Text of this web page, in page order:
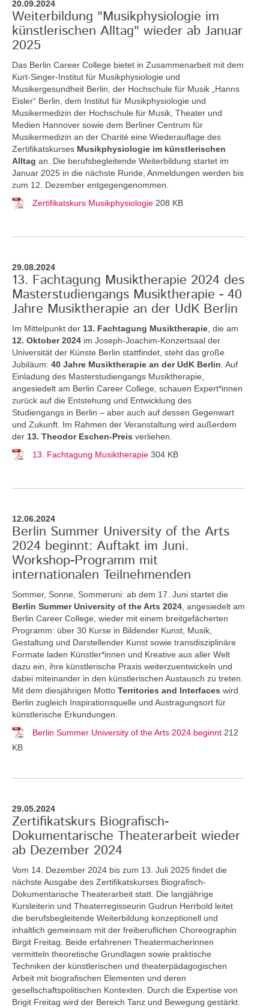
20.09.2024
Weiterbildung "Musikphysiologie im
künstlerischen Alltag" wieder ab Januar
2025
Das Berlin Career College bietet in Zusammenarbeit mit dem
Kurt-Singer-Institut für Musikphysiologie und
Musikergesundheit Berlin, der Hochschule für Musik „Hanns
Eisler“ Berlin, dem Institut für Musikphysiologie und
Musikermedizin der Hochschule für Musik, Theater und
Medien Hannover sowie dem Berliner Centrum für
Musikermedizin an der Charité eine Wiederauflage des
Zertifikatskurses Musikphysiologie im künstlerischen
Alltag an.
Die berufsbegleitende Weiterbildung startet im
Januar 2025 in die nächste Runde, Anmeldungen werden bis
zum 12. Dezember entgegengenommen.
Zertifikatskurs Musikphysiologie 208 KB
29.08.2024
13. Fachtagung Musiktherapie 2024 des
Masterstudiengangs Musiktherapie - 40
Jahre Musiktherapie an der UdK Berlin
Im Mittelpunkt der 13. Fachtagung Musiktherapie , die am
12. Oktober 2024 im Joseph-Joachim-Konzertsaal der
Universität der Künste Berlin stattfindet, steht das große
Jubiläum: 40 Jahre Musiktherapie an der UdK Berlin . Auf
Einladung des Masterstudiengangs Musiktherapie,
angesiedelt am Berlin Career College, schauen Expert*innen
zurück auf die Entstehung und Entwicklung des
Studiengangs in Berlin – aber auch auf dessen Gegenwart
und Zukunft. Im Rahmen der Veranstaltung wird außerdem
der 13. Theodor Eschen-Preis verliehen.
13. Fachtagung Musiktherapie 304 KB
12.06.2024
Berlin Summer University of the Arts
2024 beginnt: Auftakt im Juni.
Workshop-Programm mit
internationalen Teilnehmenden
Sommer, Sonne, Sommeruni: ab dem 17. Juni startet die
Berlin Summer University of the Arts 2024 , angesiedelt am
Berlin Career College, wieder mit einem breitgefächerten
Programm: über 30 Kurse in Bildender Kunst, Musik,
Gestaltung und Darstellender Kunst sowie transdisziplinäre
Formate laden Künstler*innen und Kreative aus aller Welt
dazu ein, ihre künstlerische Praxis weiterzuentwickeln und
dabei miteinander in den künstlerischen Austausch zu treten.
Mit dem diesjährigen Motto Territories and Interfaces wird
Berlin zugleich Inspirationsquelle und Austragungsort für
künstlerische Erkundungen.
Berlin Summer University of the Arts 2024 beginnt 212
KB
29.05.2024
Zertifikatskurs Biografisch-
Dokumentarische Theaterarbeit wieder
ab Dezember 2024
Vom 14. Dezember 2024 bis zum 13. Juli 2025 findet die
nächste Ausgabe des Zertifikatskurses Biografisch-
Dokumentarische Theaterarbeit statt. Die langjährige
Kursleiterin und Theaterregisseurin Gudrun Herrbold leitet
die berufsbegleitende Weiterbildung konzeptionell und
inhaltlich gemeinsam mit der freiberuflichen Choreographin
Birgit Freitag. Beide erfahrenen Theatermacherinnen
vermitteln theoretische Grundlagen sowie praktische
Techniken der künstlerischen und theaterpädagogischen
Arbeit mit biografischen Elementen und deren
gesellschaftspolitischen Kontexten. Durch die Expertise von
Brigit Freitag wird der Bereich Tanz und Bewegung gestärkt.